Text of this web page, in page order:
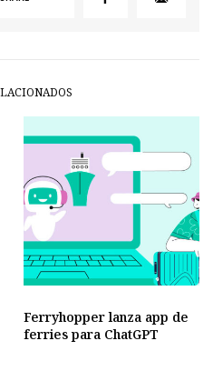
Ferryhopper lanza app de
ferries para ChatGPT